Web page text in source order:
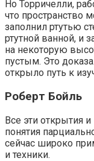
Но Торричелли,
что пространство
заполнил ртутью
ртутной ванной, и
на некоторую
пустым. Это
открыло путь к
Роберт Бойль
Все эти открытия
понятия
сейчас широко
и техники.